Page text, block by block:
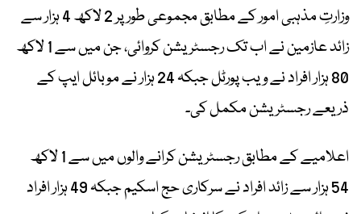
وزارتِ مذہبی امور کے مطابق مجموعی طور پر 2 لاکھ 4 ہزار سے
زائد عازمین نے اب تک رجسٹریشن کروائی، جن میں سے 1 لاکھ
80 ہزار افراد نے ویب پورٹل جبکہ 24 ہزار نے موبائل ایپ کے
ذریعے رجسٹریشن مکمل کی۔
اعلامیے کے مطابق رجسٹریشن کرانے والوں میں سے 1 لاکھ
54 ہزار سے زائد افراد نے سرکاری حج اسکیم جبکہ 49 ہزار افراد